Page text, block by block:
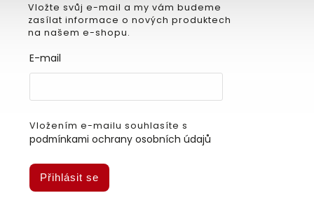
Vložte svůj e-mail a my vám budeme
zasílat informace o nových produktech
na našem e-shopu.
E-mail
Vložením e-mailu souhlasíte s
podmínkami ochrany osobních údajů
Přihlásit se